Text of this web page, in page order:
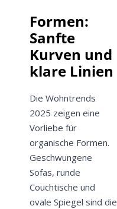
Formen:
Sanfte
Kurven und
klare Linien
Die Wohntrends
2025 zeigen eine
Vorliebe für
organische Formen.
Geschwungene
Sofas, runde
Couchtische und
ovale Spiegel sind die